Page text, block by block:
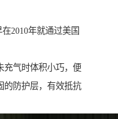
2010年就通过美国
充气时体积小巧，便
的防护层，有效抵抗